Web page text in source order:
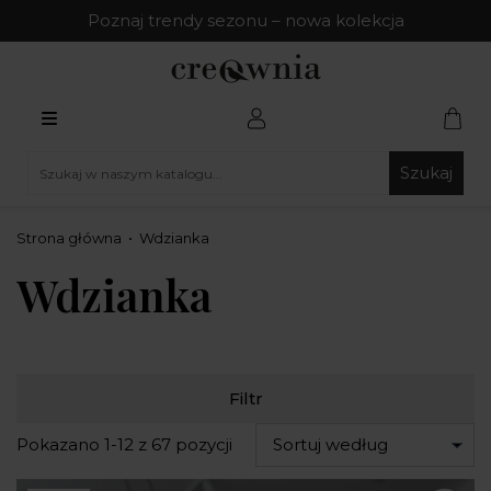
Poznaj trendy sezonu – nowa kolekcja
Szukaj
Strona główna Wdzianka
Wdzianka
Filtr
Pokazano 1-12 z 67 pozycji Sortuj według